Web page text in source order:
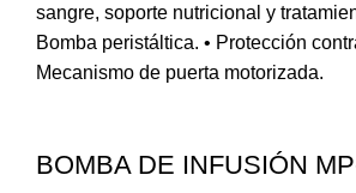
sangre, soporte nutricional y
Bomba peristáltica. • Protección
Mecanismo de puerta motorizada.
BOMBA DE INFUSIÓN